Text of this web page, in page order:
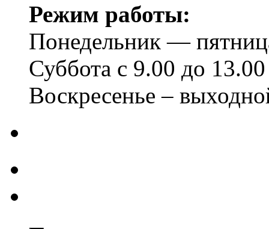
Режим работы:
Понедельник —
Суббота с 9.00 до 13.00
Воскресенье –